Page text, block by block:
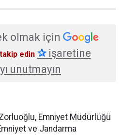
olmak için
edin ✰işaretine
unutmayın
Emniyet Müdürlüğü
ve Jandarma